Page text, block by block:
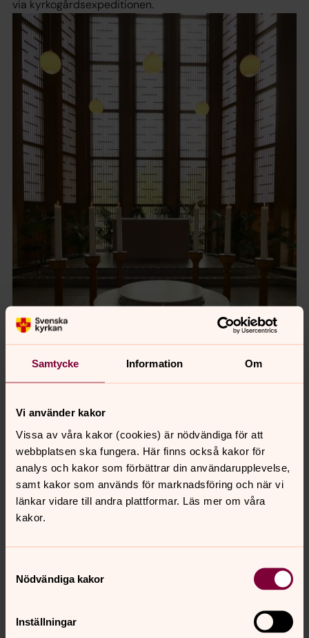
Samtycke Information Om
Vi använder kakor
Vissa av våra kakor (cookies) är nödvändiga för att
webbplatsen ska fungera. Här finns också kakor för
analys och kakor som förbättrar din användarupplevelse,
samt kakor som används för marknadsföring och när vi
länkar vidare till andra plattformar. Läs mer om våra
kakor.
Nödvändiga kakor
Inställningar
via kyrkogårdsexpeditionen.
Urnbord inne i Sankt Olofs kapell.
Senast ändrad 18 juni 2025
Synpunkter eller frågor på sidans
lpkyrkogard@svenskakyrkan.se
Dela